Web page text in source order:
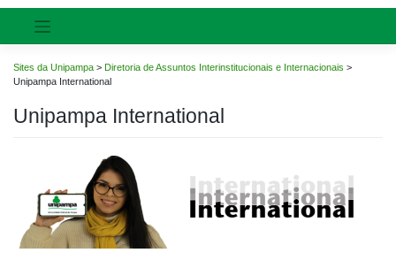
Sites da Unipampa > Diretoria de Assuntos Interinstitucionais e Internacionais >
Unipampa International
Unipampa International